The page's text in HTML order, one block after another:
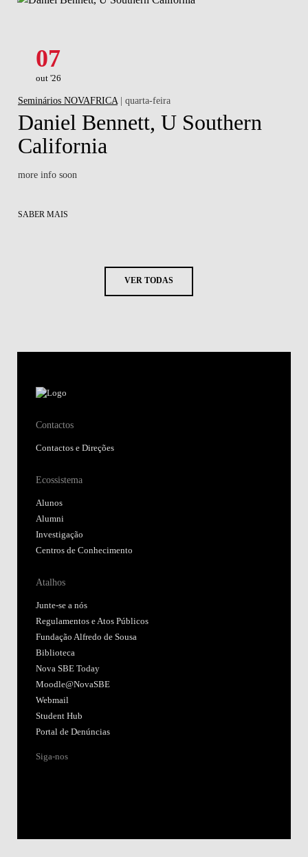
07
out '26
Seminários NOVAFRICA | quarta-feira
Daniel Bennett, U Southern
California
more info soon
SABER MAIS
VER TODAS
Contactos
Contactos e Direções
Ecossistema
Alunos
Alumni
Investigação
Centros de Conhecimento
Atalhos
Junte-se a nós
Regulamentos e Atos Públicos
Fundação Alfredo de Sousa
Biblioteca
Nova SBE Today
Moodle@NovaSBE
Webmail
Student Hub
Portal de Denúncias
Siga-nos